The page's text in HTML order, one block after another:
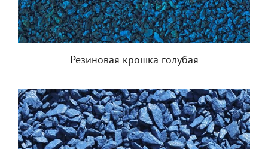
Резиновая крошка голубая